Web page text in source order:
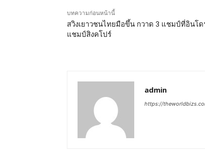
บทความก่อนหน้านี้
สวิงเยาวชนไทยมือขึ้น กวาด 3 แชมป์ที่อินโด
แชมป์สิงคโปร์
admin
https://